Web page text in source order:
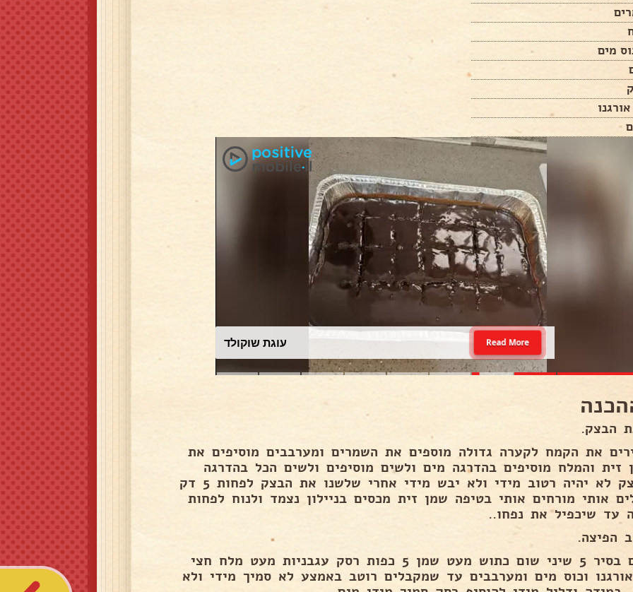
עוגת שוקולד Read More
הבצק.
את הקמח לקערה גדולה מוספים את השמרים ומערבבים מוסיפים את
זית והמלח מוסיפים בהדרגה מים ולשים מוסיפים ולשים הכל בהדרגה
שהבצק לא יהיה רטוב מידי ולא יבש מידי אחרי שלשנו את הבצק לפחות 5 דק
אותי מורחים אותי בטיפה שמן זית מכסים בניילון נצמד ולנוח לפחות
עד שיכפיל את נפחו..
הפיצה.
שמים בסיר 5 שיני שום כתוש מעט שמן 5 כפות רסק עגבניות מעט מלח חצי
וכוס מים ומערבבים עד שמקבלים רוטב באמצע לא סמיך מידי ולא